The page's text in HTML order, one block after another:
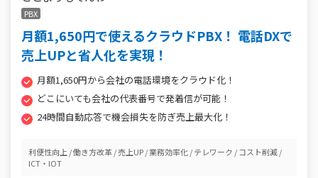
PBX
月額1,650円で使えるクラウドPBX！ 電話DXで
売上UPと省人化を実現！
月額1,650円から会社の電話環境をクラウド化！
どこにいても会社の代表番号で発着信が可能！
24時間自動応答で機会損失を防ぎ売上最大化！
利便性向上 働き方改革 売上UP 業務効率化 テレワーク
コスト削減
ICT・IOT